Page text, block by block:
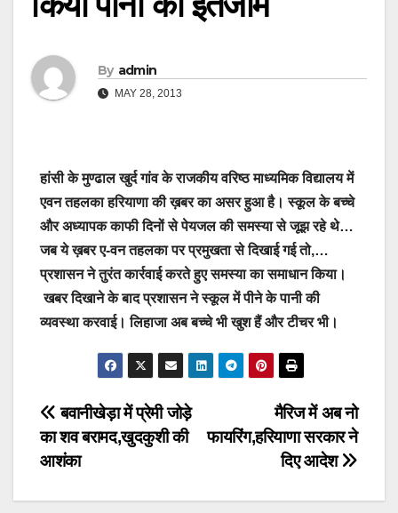
By admin
MAY 28, 2013
हांसी के मुण्ढाल खुर्द गांव के राजकीय वरिष्ठ माध्यमिक विद्यालय में
एवन तहलका हरियाणा की ख़बर का असर हुआ है। स्कूल के बच्चे
और अध्यापक काफी दिनों से पेयजल की समस्या से जूझ रहे थे…
जब ये ख़बर ए-वन तहलका पर प्रमुखता से दिखाई गई तो,…
प्रशासन ने तुरंत कार्रवाई करते हुए समस्या का समाधान किया।
खबर दिखाने के बाद प्रशासन ने स्कूल में पीने के पानी की
व्यवस्था करवाई। लिहाजा अब बच्चे भी खुश हैं और टीचर भी।
Post
navigation
मैरिज में अब नो
फायरिंग,हरियाणा सरकार ने
दिए आदेश
बवानीखेड़ा में प्रेमी जोड़े
का शव बरामद,खुदकुशी की
आशंका